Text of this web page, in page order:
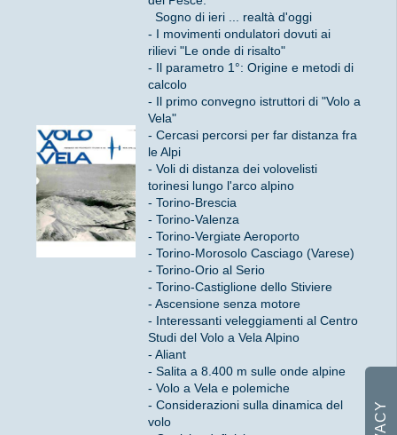
Sogno di ieri ... realtà d'oggi
- I movimenti ondulatori dovuti ai
rilievi "Le onde di risalto"
- Il parametro 1°: Origine e metodi di
calcolo
- Il primo convegno istruttori di "Volo a
Vela"
- Cercasi percorsi per far distanza fra
le Alpi
- Voli di distanza dei volovelisti
torinesi lungo l'arco alpino
- Torino-Brescia
- Torino-Valenza
- Torino-Vergiate Aeroporto
- Torino-Morosolo Casciago (Varese)
- Torino-Orio al Serio
- Torino-Castiglione dello Stiviere
- Ascensione senza motore
- Interessanti veleggiamenti al Centro
Studi del Volo a Vela Alpino
- Aliant
- Salita a 8.400 m sulle onde alpine
- Volo a Vela e polemiche
- Considerazioni sulla dinamica del
volo